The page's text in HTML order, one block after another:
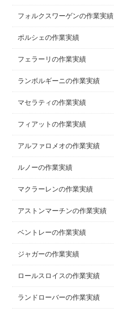
フォルクスワーゲンの作業実績
ポルシェの作業実績
フェラーリの作業実績
ランボルギーニの作業実績
マセラティの作業実績
フィアットの作業実績
アルファロメオの作業実績
ルノーの作業実績
マクラーレンの作業実績
アストンマーチンの作業実績
ベントレーの作業実績
ジャガーの作業実績
ロールスロイスの作業実績
ランドローバーの作業実績